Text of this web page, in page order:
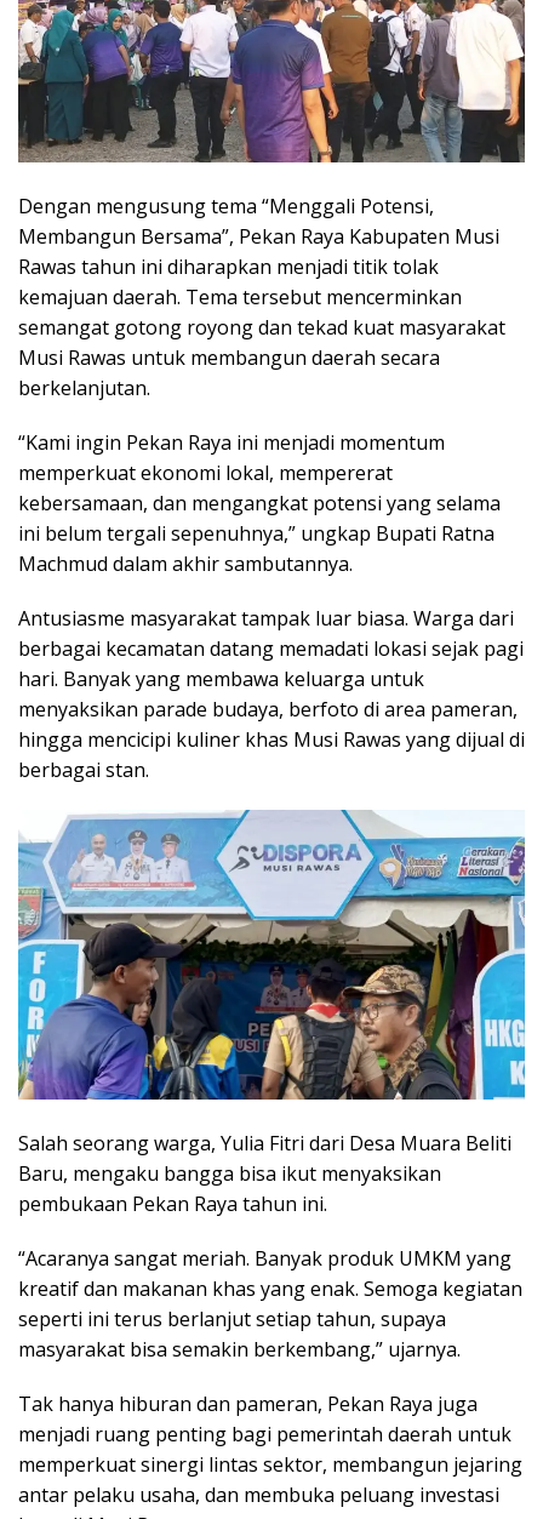
Dengan mengusung tema “Menggali Potensi,
Membangun Bersama”, Pekan Raya Kabupaten Musi
Rawas tahun ini diharapkan menjadi titik tolak
kemajuan daerah. Tema tersebut mencerminkan
semangat gotong royong dan tekad kuat masyarakat
Musi Rawas untuk membangun daerah secara
berkelanjutan.
“Kami ingin Pekan Raya ini menjadi momentum
memperkuat ekonomi lokal, mempererat
kebersamaan, dan mengangkat potensi yang selama
ini belum tergali sepenuhnya,” ungkap Bupati Ratna
Machmud dalam akhir sambutannya.
Antusiasme masyarakat tampak luar biasa. Warga dari
berbagai kecamatan datang memadati lokasi sejak pagi
hari. Banyak yang membawa keluarga untuk
menyaksikan parade budaya, berfoto di area pameran,
hingga mencicipi kuliner khas Musi Rawas yang dijual di
berbagai stan.
Salah seorang warga, Yulia Fitri dari Desa Muara Beliti
Baru, mengaku bangga bisa ikut menyaksikan
pembukaan Pekan Raya tahun ini.
“Acaranya sangat meriah. Banyak produk UMKM yang
kreatif dan makanan khas yang enak. Semoga kegiatan
seperti ini terus berlanjut setiap tahun, supaya
masyarakat bisa semakin berkembang,” ujarnya.
Tak hanya hiburan dan pameran, Pekan Raya juga
menjadi ruang penting bagi pemerintah daerah untuk
memperkuat sinergi lintas sektor, membangun jejaring
antar pelaku usaha, dan membuka peluang investasi